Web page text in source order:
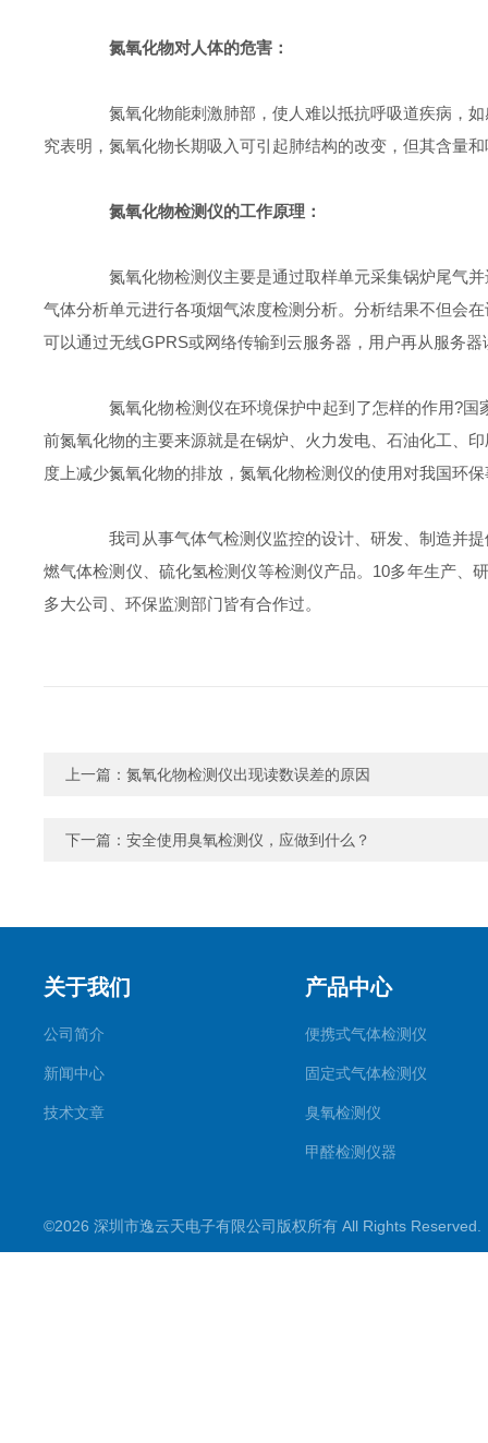
氮氧化物对人体的危害 ：
氮氧化物能刺激肺部，使人难以抵抗呼吸道疾病，如
究表明，氮氧化物长期吸入可引起肺结构的改变，但其含量
氮氧化物检测仪的工作原理：
氮氧化物检测仪主要是通过取样单元采集锅炉尾气并
气体分析单元进行各项烟气浓度检测分析。分析结果不但会
可以通过无线GPRS或网络传输到云服务器，用户再从服务
氮氧化物检测仪在环境保护中起到了怎样的作用?国
前氮氧化物的主要来源就是在锅炉、火力发电、石油化工、
度上减少氮氧化物的排放，氮氧化物检测仪的使用对我国环
我司从事气体气检测仪监控的设计、研发、制造并提
燃气体检测仪、硫化氢检测仪等检测仪产品。10多年生产、
多大公司、环保监测部门皆有合作过。
上一篇： 氮氧化物检测仪出现读数误差的原因
下一篇： 安全使用臭氧检测仪，应做到什么？
关于我们
公司简介
新闻中心
技术文章
产品中心
便携式气体检测仪
固定式气体检测仪
臭氧检测仪
甲醛检测仪器
气体报警控制主机
©2026 深圳市逸云天电子有限公司版权所有 All Rights